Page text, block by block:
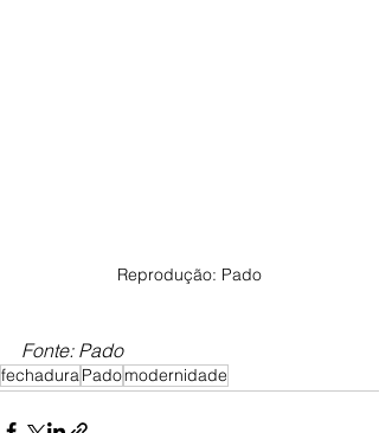
Reprodução: Pado
Fonte: Pado
fechaduraPadomodernidade